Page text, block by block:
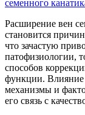
Расширение вен
становится
что зачастую
патофизиологии,
способов
функции. Влияние
механизмы и
его связь с